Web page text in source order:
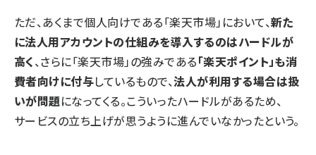
ただ、あくまで個人向けである「楽天市場」において、新た
に法人用アカウントの仕組みを導入するのはハードルが
高く、さらに「楽天市場」の強みである「楽天ポイント」も消
費者向けに付与しているもので、法人が利用する場合は扱
いが問題になってくる。こういったハードルがあるため、
サービスの立ち上げが思うように進んでいなかったという。